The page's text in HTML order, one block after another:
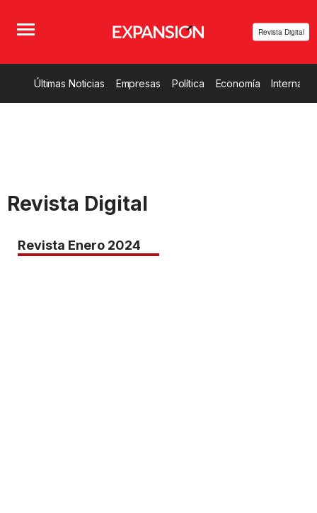
Revista Digital
Últimas Noticias Empresas Política Economía
Revista Digital
Revista Enero 2024